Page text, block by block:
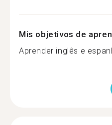
Mis objetivos de
Aprender inglês e